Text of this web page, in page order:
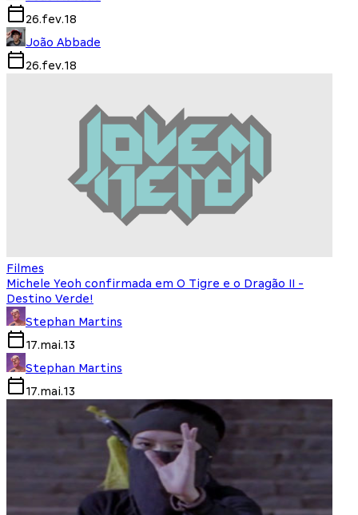
26.fev.18
João Abbade
26.fev.18
Filmes
Michele Yeoh confirmada em O Tigre e o Dragão II -
Destino Verde!
Stephan Martins
17.mai.13
Stephan Martins
17.mai.13